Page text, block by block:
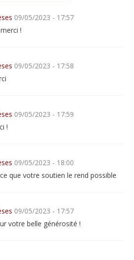
09/05/2023 - 17:57
!
09/05/2023 - 17:58
09/05/2023 - 17:59
!
09/05/2023 - 18:00
que votre soutien le rend possible
09/05/2023 - 17:57
votre belle générosité !